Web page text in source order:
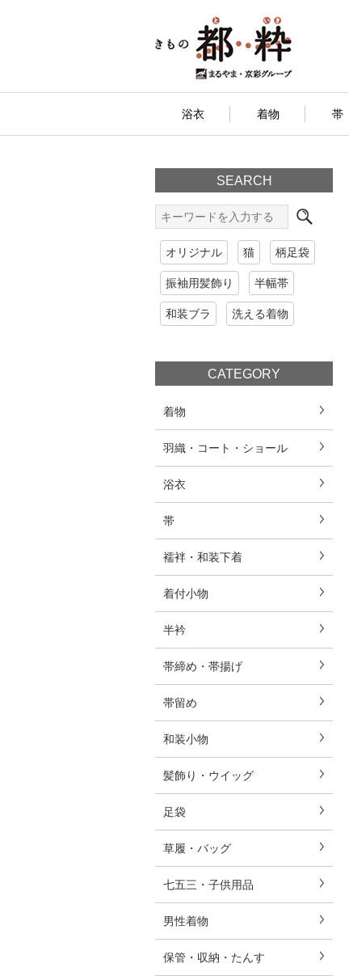
浴衣 着物 帯
SEARCH
オリジナル 猫 柄足袋
振袖用髪飾り 半幅帯
和装ブラ 洗える着物
CATEGORY
着物
羽織・コート・ショール
浴衣
帯
襦袢・和装下着
着付小物
半衿
帯締め・帯揚げ
帯留め
和装小物
髪飾り・ウイッグ
足袋
草履・バッグ
七五三・子供用品
男性着物
保管・収納・たんす